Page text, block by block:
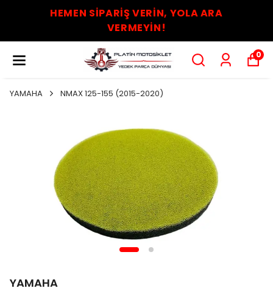
HEMEN SİPARİŞ VERİN, YOLA ARA
VERMEYİN!
0
YAMAHA NMAX 125-155 (2015-2020)
YAMAHA